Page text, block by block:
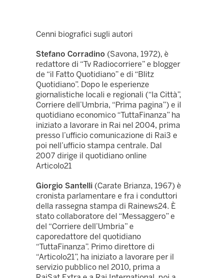
Cenni biografici sugli autori
Stefano Corradino (Savona, 1972), è
redattore di “Tv Radiocorriere” e blogger
de “il Fatto Quotidiano” e di “Blitz
Quotidiano”. Dopo le esperienze
giornalistiche locali e regionali (“la Città”,
Corriere dell’Umbria, “Prima pagina”) e il
quotidiano economico “TuttaFinanza” ha
iniziato a lavorare in Rai nel 2004, prima
presso l’ufficio comunicazione di Rai3 e
poi nell’ufficio stampa centrale. Dal
2007 dirige il quotidiano online
Articolo21
Giorgio Santelli (Carate Brianza, 1967) è
cronista parlamentare e fra i conduttori
della rassegna stampa di Rainews24. È
stato collaboratore del “Messaggero” e
del “Corriere dell’Umbria” e
caporedattore del quotidiano
“TuttaFinanza”. Primo direttore di
“Articolo21”, ha iniziato a lavorare per il
servizio pubblico nel 2010, prima a